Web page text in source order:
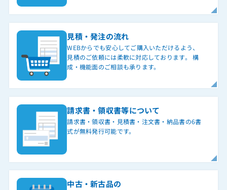
見積・発注の流れ
WEBからでも安心してご購入いただけるよう、
見積のご依頼には柔軟に対応しております。 構
成・機能面のご相談も承ります。
請求書・領収書等について
請求書・領収書・見積書・注文書・納品書の6書
式が無料発行可能です。
中古・新古品の